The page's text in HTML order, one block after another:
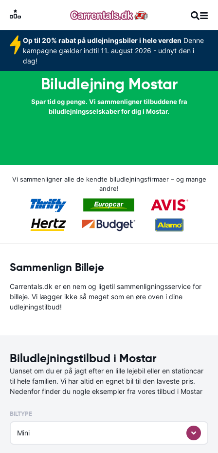
Op til 20% rabat på udlejningsbiler i hele verden Denne
kampagne gælder indtil 11. august 2026 - udnyt den i
dag!
Biludlejning Mostar
Spar tid og penge. Vi sammenligner tilbuddene fra
biludlejningsselskaber for dig i Mostar.
Vi sammenligner alle de kendte biludlejningsfirmaer – og mange
andre!
Sammenlign Billeje
Carrentals.dk er en nem og ligetil sammenligningsservice for
billeje. Vi lægger ikke så meget som en øre oven i dine
udlejningstilbud!
Biludlejningstilbud i Mostar
Uanset om du er på jagt efter en lille lejebil eller en stationcar
til hele familien. Vi har altid en egnet bil til den laveste pris.
Nedenfor finder du nogle eksempler fra vores tilbud i Mostar
BILTYPE
Mini